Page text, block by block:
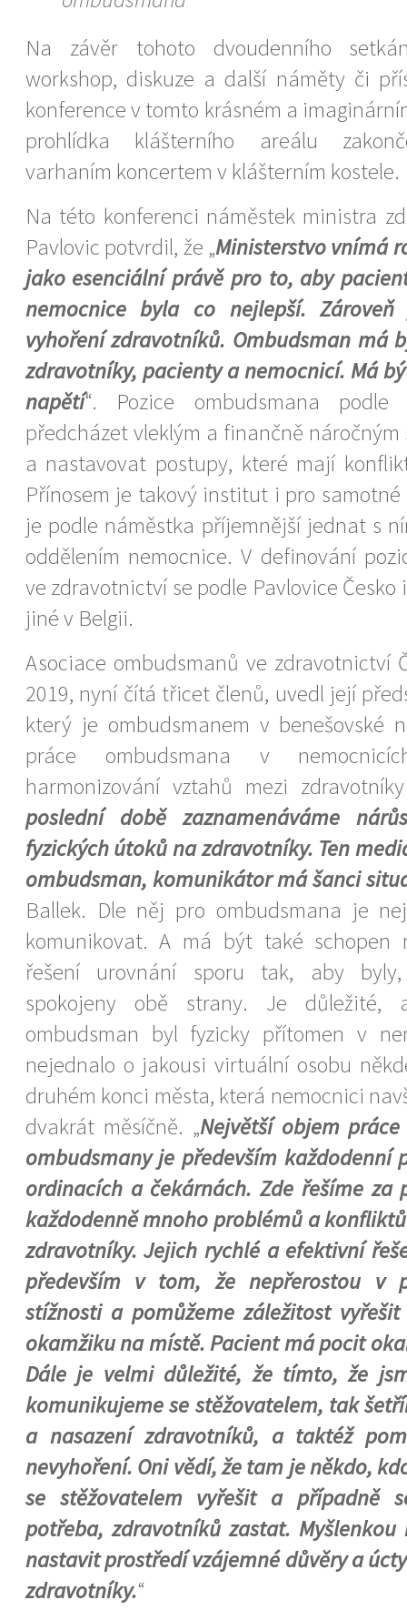
Na závěr tohoto dvoudenního
workshop, diskuze a další náměty či
konference v tomto krásném a
prohlídka klášterního areálu
varhaním koncertem v klášterním kostele.
Na této konferenci náměstek ministra
Pavlovic potvrdil, že „Ministerstvo vnímá
jako esenciální právě pro to, aby
nemocnice byla co nejlepší.
vyhoření zdravotníků. Ombudsman má
zdravotníky, pacienty a nemocnicí. Má
napětí“. Pozice ombudsmana
předcházet vleklým a finančně
a nastavovat postupy, které mají
Přínosem je takový institut i pro
je podle náměstka příjemnější jednat s
oddělením nemocnice. V definování
ve zdravotnictví se podle Pavlovice
jiné v Belgii.
Asociace ombudsmanů ve zdravotnictví
2019, nyní čítá třicet členů, uvedl její
který je ombudsmanem v benešovské
práce ombudsmana v
harmonizování vztahů mezi
poslední době zaznamenáváme
fyzických útoků na zdravotníky. Ten
ombudsman, komunikátor má šanci
Ballek. Dle něj pro ombudsmana je
komunikovat. A má být také schopen
řešení urovnání sporu tak, aby
spokojeny obě strany. Je důležité,
ombudsman byl fyzicky přítomen v
nejednalo o jakousi virtuální osobu
druhém konci města, která nemocnici
dvakrát měsíčně. „Největší objem
ombudsmany je především každodenní
ordinacích a čekárnách. Zde řešíme za
každodenně mnoho problémů a
zdravotníky. Jejich rychlé a efektivní
především v tom, že nepřerostou v
stížnosti a pomůžeme záležitost
okamžiku na místě. Pacient má pocit
Dále je velmi důležité, že tímto, že
komunikujeme se stěžovatelem, tak
a nasazení zdravotníků, a taktéž
nevyhoření. Oni vědí, že tam je někdo,
se stěžovatelem vyřešit a případně
potřeba, zdravotníků zastat. Myšlenkou
nastavit prostředí vzájemné důvěry a
zdravotníky.“